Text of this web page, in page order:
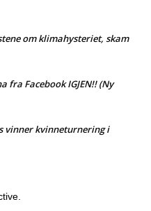
om klimahysteriet, skam
fra Facebook IGJEN!! (Ny
vinner kvinneturnering i